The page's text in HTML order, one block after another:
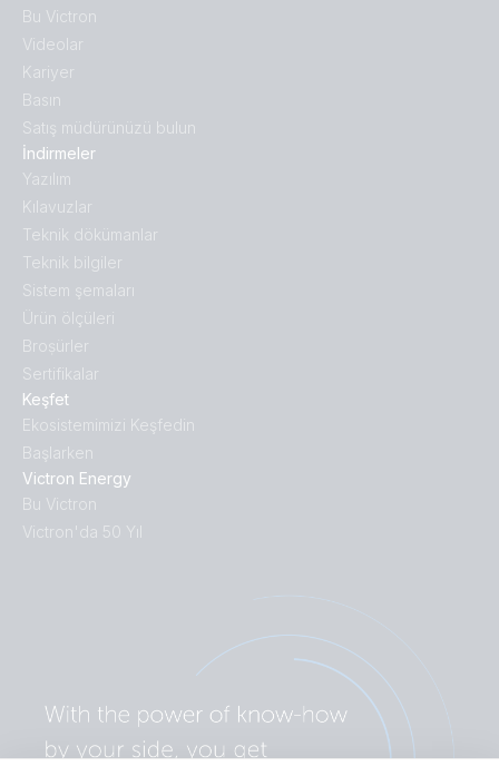
Keşfet
Ekosistemimizi Keşfedin
Başlarken
Victron Energy
Bu Victron
Victron'da 50 Yıl
İndirmeler
Yazılım
Kılavuzlar
Teknik dökümanlar
Teknik bilgiler
Sistem şemaları
Ürün ölçüleri
Broṣürler
Sertifikalar
Bu Victron
Videolar
Kariyer
Basın
Satış müdürünüzü bulun